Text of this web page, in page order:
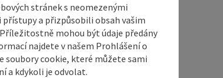
stránek s neomezenými
a přizpůsobili obsah vašim
mohou být údaje předány
najdete v našem Prohlášení o
soubory cookie, které můžete sami
a kdykoli je odvolat.